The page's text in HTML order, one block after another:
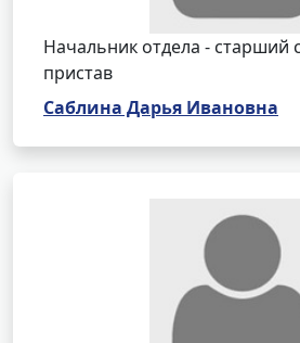
Начальник отдела - старший
пристав
Саблина Дарья Ивановна